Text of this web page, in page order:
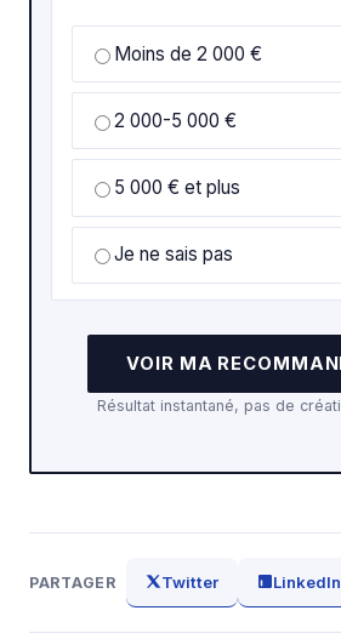
Moins de 2 000 €
2 000-5 000 €
5 000 € et plus
Je ne sais pas
VOIR MA
Résultat instantané, pas de
PARTAGER Twitter LinkedIn